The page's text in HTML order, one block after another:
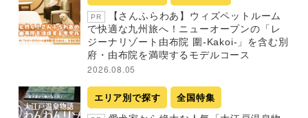
PR
【さんふらわあ】ウィズペットルーム
で快適な九州旅へ！ニューオープンの「レ
ジーナリゾート由布院 圍-Kakoi-」を含む別
府・由布院を満喫するモデルコース
2026.08.05
エリア別で探す 全国特集